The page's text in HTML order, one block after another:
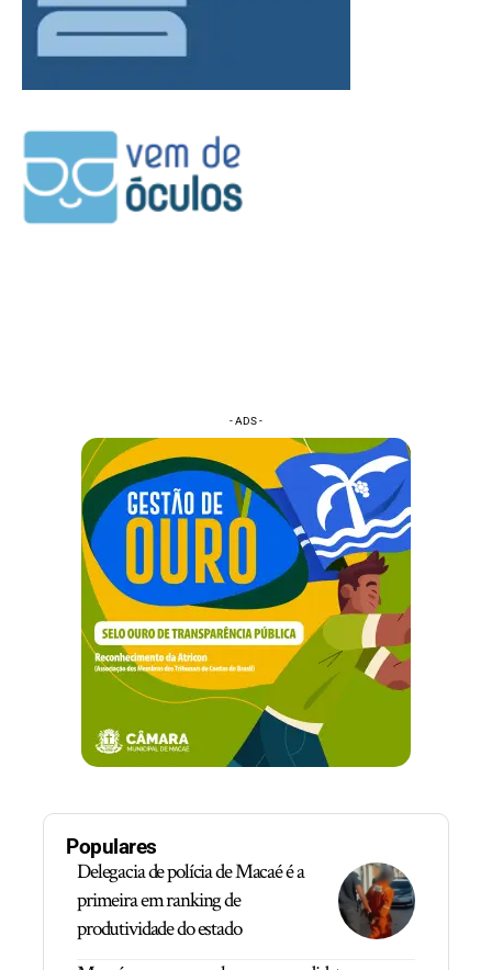
- ADS -
Populares
Delegacia de polícia de Macaé é a
primeira em ranking de
produtividade do estado